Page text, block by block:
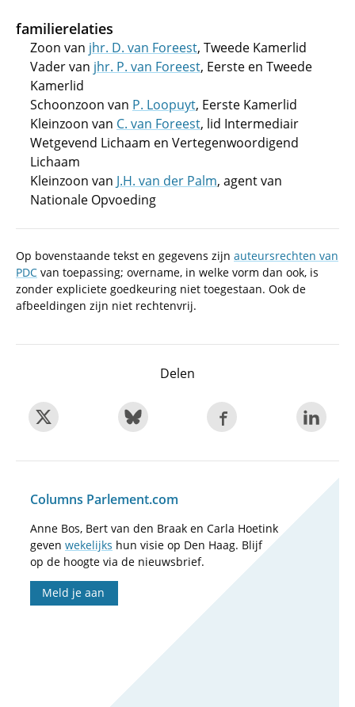
familierelaties
Zoon van jhr. D. van Foreest, Tweede Kamerlid
Vader van jhr. P. van Foreest, Eerste en Tweede
Kamerlid
Schoonzoon van P. Loopuyt, Eerste Kamerlid
Kleinzoon van C. van Foreest, lid Intermediair
Wetgevend Lichaam en Vertegenwoordigend
Lichaam
Kleinzoon van J.H. van der Palm, agent van
Nationale Opvoeding
Op bovenstaande tekst en gegevens zijn auteursrechten van
PDC van toepassing; overname, in welke vorm dan ook, is
zonder expliciete goedkeuring niet toegestaan. Ook de
afbeeldingen zijn niet rechtenvrij.
Delen
Columns Parlement.com
Anne Bos, Bert van den Braak en Carla Hoetink
geven wekelijks hun visie op Den Haag. Blijf
op de hoogte via de nieuwsbrief.
Meld je aan